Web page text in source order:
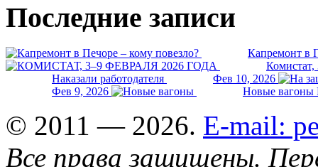
Последние записи
Капремонт в
Комистат,
Наказали работодателя
Фев 10, 2026
Фев 9, 2026
Новые вагоны
© 2011 — 2026. E-mail:
Все права защищены.